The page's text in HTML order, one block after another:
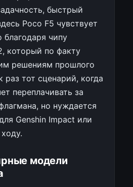
быстрый
Poco F5 чувствует
благодаря чипу
который по факту
решениям прошлого
раз тот сценарий, когда
переплачивать за
но нуждается
Genshin Impact или
модели